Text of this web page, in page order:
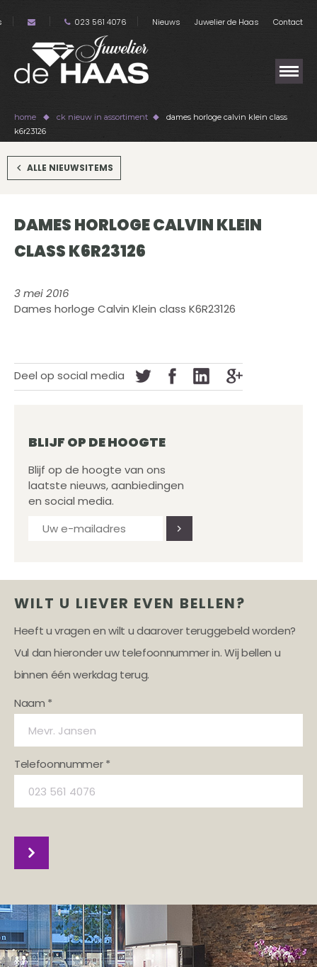
023 561 4076 Nieuws Juwelier de Haas Contact
home ck nieuw in assortiment
dames horloge calvin klein class
k6r23126
ALLE NIEUWSITEMS
DAMES HORLOGE CALVIN KLEIN
CLASS K6R23126
3 mei 2016
Dames horloge Calvin Klein class K6R23126
Deel op social media
BLIJF OP DE HOOGTE
Blijf op de hoogte van ons
laatste nieuws, aanbiedingen
en social media.
WILT U LIEVER EVEN BELLEN?
Heeft u vragen en wilt u daarover teruggebeld worden?
Vul dan hieronder uw telefoonnummer in. Wij bellen u
binnen één werkdag terug.
Naam *
Telefoonnummer *